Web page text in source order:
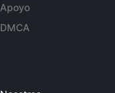
Apoyo
DMCA